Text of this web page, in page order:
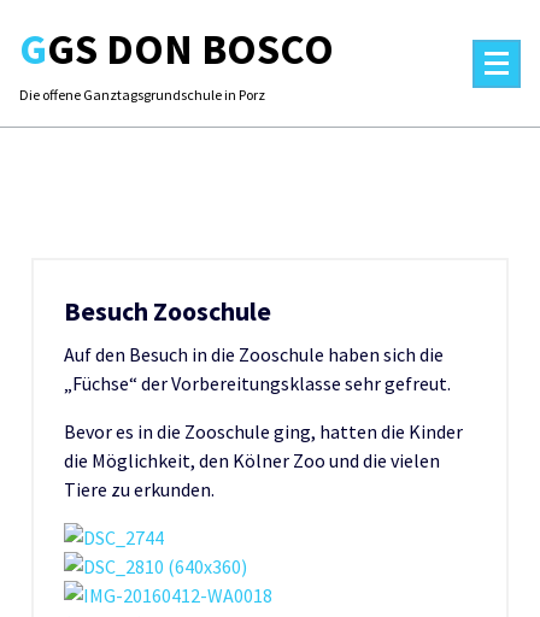
contentGGS DON BOSCO
Die offene Ganztagsgrundschule in Porz
Besuch Zooschule
Auf den Besuch in die Zooschule haben sich die
„Füchse“ der Vorbereitungsklasse sehr gefreut.
Bevor es in die Zooschule ging, hatten die Kinder
die Möglichkeit, den Kölner Zoo und die vielen
Tiere zu erkunden.